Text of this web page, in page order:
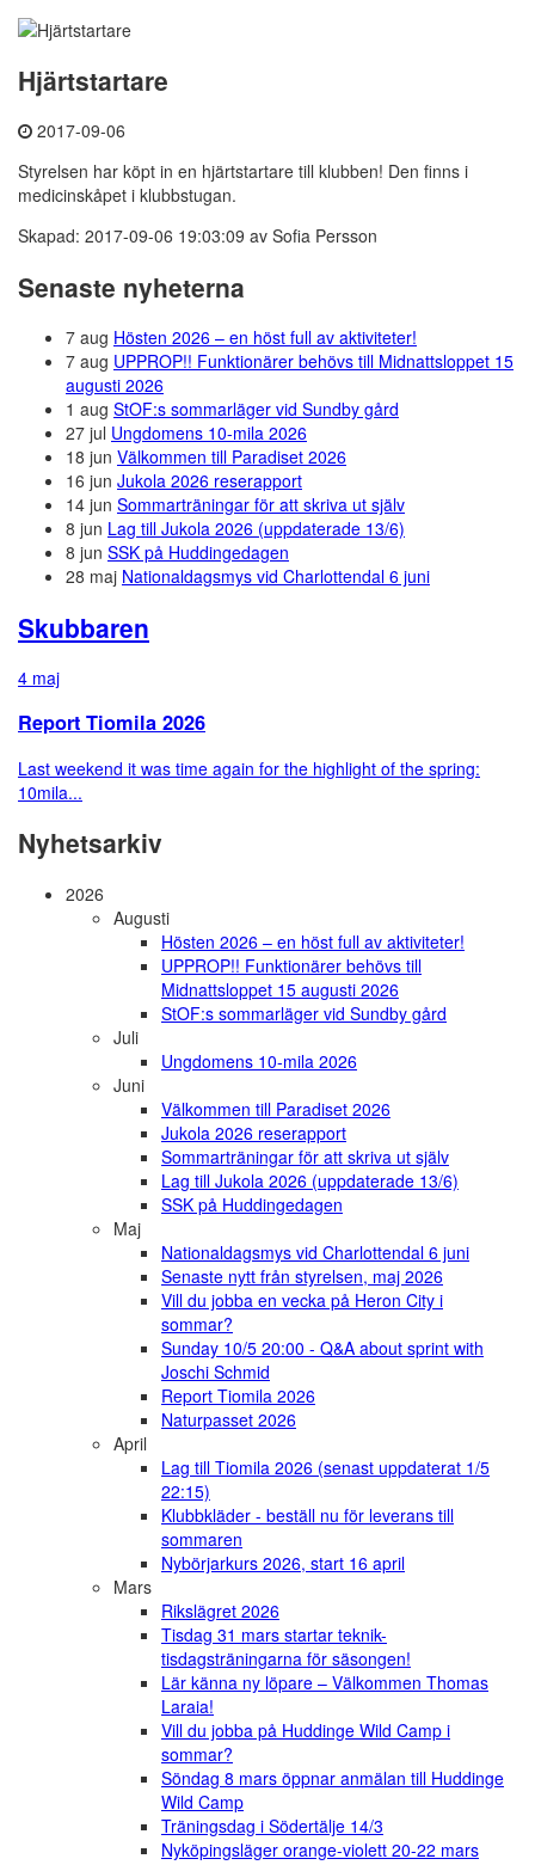
Hjärtstartare
2017-09-06
Styrelsen har köpt in en hjärtstartare till klubben! Den finns i
medicinskåpet i klubbstugan.
Skapad: 2017-09-06 19:03:09 av Sofia Persson
Senaste nyheterna
7 aug Hösten 2026 – en höst full av aktiviteter!
7 aug UPPROP!! Funktionärer behövs till Midnattsloppet 15
augusti 2026
1 aug StOF:s sommarläger vid Sundby gård
27 jul Ungdomens 10-mila 2026
18 jun Välkommen till Paradiset 2026
16 jun Jukola 2026 reserapport
14 jun Sommarträningar för att skriva ut själv
8 jun Lag till Jukola 2026 (uppdaterade 13/6)
8 jun SSK på Huddingedagen
28 maj Nationaldagsmys vid Charlottendal 6 juni
Skubbaren
4 maj
Report Tiomila 2026
Last weekend it was time again for the highlight of the spring:
10mila...
Nyhetsarkiv
2026
Augusti
Hösten 2026 – en höst full av aktiviteter!
UPPROP!! Funktionärer behövs till
Midnattsloppet 15 augusti 2026
StOF:s sommarläger vid Sundby gård
Juli
Ungdomens 10-mila 2026
Juni
Välkommen till Paradiset 2026
Jukola 2026 reserapport
Sommarträningar för att skriva ut själv
Lag till Jukola 2026 (uppdaterade 13/6)
SSK på Huddingedagen
Maj
Nationaldagsmys vid Charlottendal 6 juni
Senaste nytt från styrelsen, maj 2026
Vill du jobba en vecka på Heron City i
sommar?
Sunday 10/5 20:00 - Q&A about sprint with
Joschi Schmid
Report Tiomila 2026
Naturpasset 2026
April
Lag till Tiomila 2026 (senast uppdaterat 1/5
22:15)
Klubbkläder - beställ nu för leverans till
sommaren
Nybörjarkurs 2026, start 16 april
Mars
Rikslägret 2026
Tisdag 31 mars startar teknik-
tisdagsträningarna för säsongen!
Lär känna ny löpare – Välkommen Thomas
Laraia!
Vill du jobba på Huddinge Wild Camp i
sommar?
Söndag 8 mars öppnar anmälan till Huddinge
Wild Camp
Träningsdag i Södertälje 14/3
Nyköpingsläger orange-violett 20-22 mars